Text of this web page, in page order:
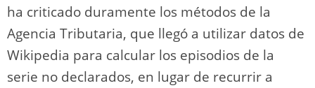
ha criticado duramente los métodos de la
Agencia Tributaria, que llegó a utilizar datos de
Wikipedia para calcular los episodios de la
serie no declarados, en lugar de recurrir a